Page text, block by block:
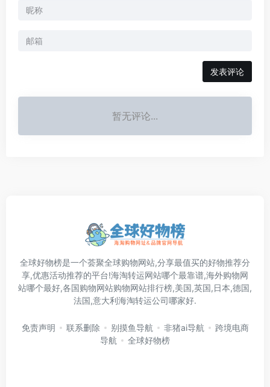
发表评论
暂无评论...
全球好物榜是一个荟聚全球购物网站,分享最值买的好物推荐分
享,优惠活动推荐的平台!海淘转运网站哪个最靠谱,海外购物网
站哪个最好,各国购物网站购物网站排行榜,美国,英国,日本,德国,
法国,意大利海淘转运公司哪家好.
免责声明 联系删除 别摸鱼导航 非猪ai导航
跨境电商
导航
全球好物榜